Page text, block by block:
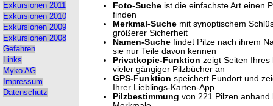
Exkursionen 2011
Exkursionen 2010
Exkursionen 2009
Exkursionen 2008
Gefahren
Links
Myko AG
Impressum
Datenschutz
Foto-Suche ist die einfachste Art einen
finden
Merkmal-Suche mit synoptischem
größerer Sicherheit
Namen-Suche findet Pilze nach ihrem
sie nur Teile davon kennen
Privatkopie-Funktion zeigt Seiten Ihres
vieler gängiger Pilzbücher an
GPS-Funktion speichert Fundort und
Ihrer Lieblings-Karten-App.
Pilzbestimmung von 221 Pilzen